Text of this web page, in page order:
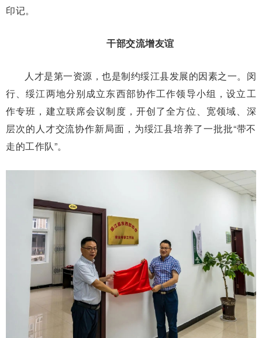
印记。
干部交流增友谊
人才是第一资源，也是制约绥江县发展的因素之一。闵
行、绥江两地分别成立东西部协作工作领导小组，设立工
作专班，建立联席会议制度，开创了全方位、宽领域、深
层次的人才交流协作新局面，为绥江县培养了一批批“带不
走的工作队”。